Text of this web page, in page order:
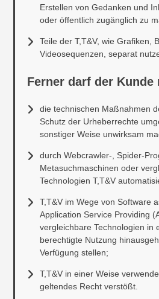
Erstellen von Gedanken und
oder öffentlich zugänglich zu
Teile der T,T&V, wie Grafiken,
Videosequenzen, separat
Ferner darf der Kunde
die technischen Maßnahmen
Schutz der Urheberrechte
sonstiger Weise unwirksam
durch Webcrawler-, Spider-
Metasuchmaschinen oder
Technologien T,T&V
T,T&V im Wege von Software
Application Service Providing
vergleichbare Technologien in
berechtigte Nutzung
Verfügung stellen;
T,T&V in einer Weise
geltendes Recht verstößt.